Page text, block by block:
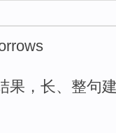
果，长、整句